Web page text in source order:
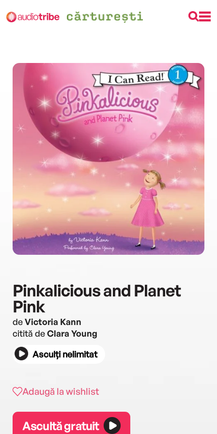
Pinkalicious and Planet
Pink
deVictoria Kann
citită deClara Young
Asculți nelimitat
Adaugă la wishlist
Ascultă gratuit